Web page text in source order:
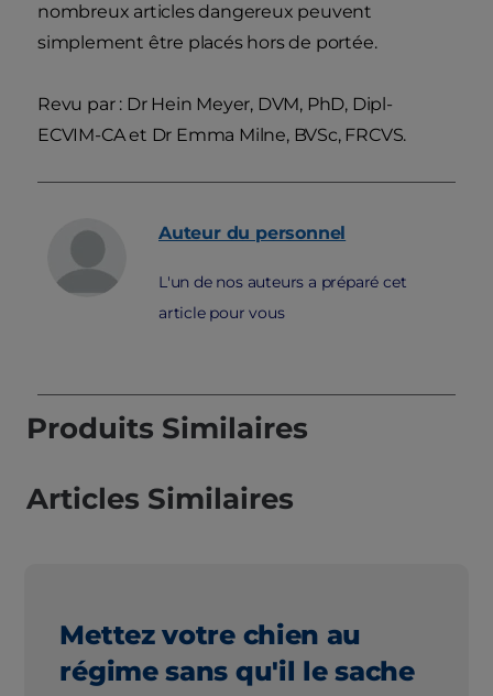
nombreux articles dangereux peuvent
simplement être placés hors de portée.
Revu par : Dr Hein Meyer, DVM, PhD, Dipl-
ECVIM-CA et Dr Emma Milne, BVSc, FRCVS.
Auteur du personnel
L'un de nos auteurs a préparé cet
article pour vous
Produits Similaires
Articles Similaires
Mettez votre chien au
régime sans qu'il le sache